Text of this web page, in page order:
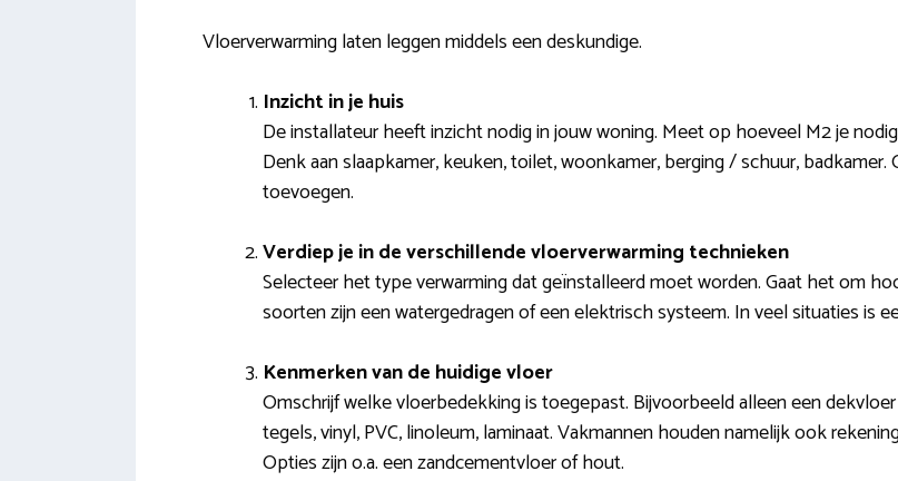
Vloerverwarming laten leggen middels een deskundige.
Inzicht in je huis
De installateur heeft inzicht nodig in jouw woning. Meet op hoeveel M2 je
Denk aan slaapkamer, keuken, toilet, woonkamer, berging / schuur,
toevoegen.
Verdiep je in de verschillende vloerverwarming technieken
Selecteer het type verwarming dat geïnstalleerd moet worden. Gaat het om
soorten zijn een watergedragen of een elektrisch systeem. In veel situaties is
Kenmerken van de huidige vloer
Omschrijf welke vloerbedekking is toegepast. Bijvoorbeeld alleen een
tegels, vinyl, PVC, linoleum, laminaat. Vakmannen houden namelijk ook
Opties zijn o.a. een zandcementvloer of hout.